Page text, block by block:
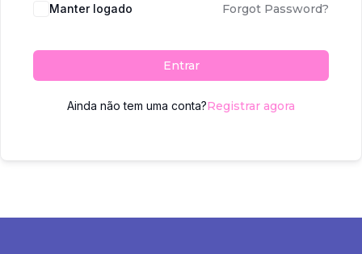
Manter logado Forgot Password?
Entrar
Ainda não tem uma conta?Registrar agora